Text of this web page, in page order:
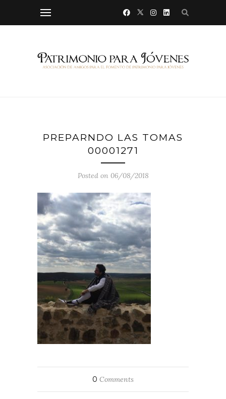
PREPARNDO LAS TOMAS
00001271
Posted on 06/08/2018
0 Comments